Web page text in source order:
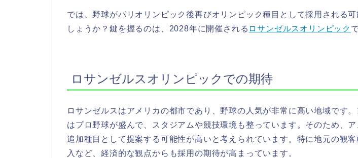
では、野球がパリオリンピック後再びオリンピック種目として採用される
しょうか？鍵を握るのは、2028年に開催される ロサンゼルスオリンピック
ロサンゼルスオリンピックでの期待
ロサンゼルスはアメリカの都市であり、野球の人気が非常に高い地域です
はプロ野球が盛んで、スタジアムや競技環境も整っています。そのため、
追加種目として提案する可能性が高いと考えられています。特に地元の観
入など、経済的な観点からも採用の期待が高まっています。